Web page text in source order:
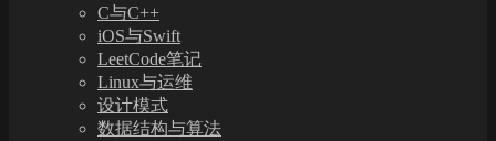
C与C++
iOS与Swift
LeetCode笔记
Linux与运维
设计模式
数据结构与算法